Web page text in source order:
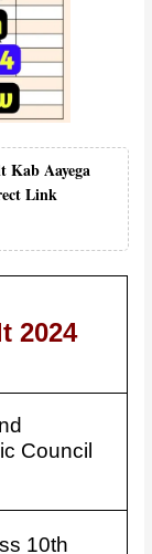
Kab Aayega
Link
2024
Council
10th